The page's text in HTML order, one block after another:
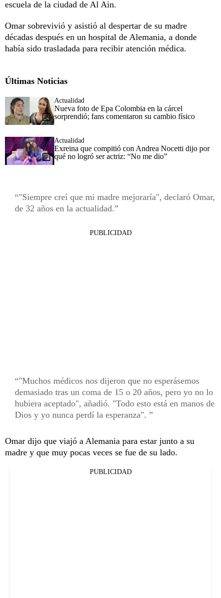
escuela de la ciudad de Al Ain.
Omar sobrevivió y asistió al despertar de su madre
décadas después en un hospital de Alemania, a donde
había sido trasladada para recibir atención médica.
Últimas Noticias
Actualidad
Nueva foto de Epa Colombia en la cárcel
sorprendió; fans comentaron su cambio físico
Actualidad
Exreina que compitió con Andrea Nocetti dijo por
qué no logró ser actriz: “No me dio”
"Siempre creí que mi madre mejoraría", declaró Omar,
de 32 años en la actualidad.
PUBLICIDAD
"Muchos médicos nos dijeron que no esperásemos
demasiado tras un coma de 15 o 20 años, pero yo no lo
hubiera aceptado", añadió. "Todo esto está en manos de
Dios y yo nunca perdí la esperanza".
Omar dijo que viajó a Alemania para estar junto a su
madre y que muy pocas veces se fue de su lado.
PUBLICIDAD